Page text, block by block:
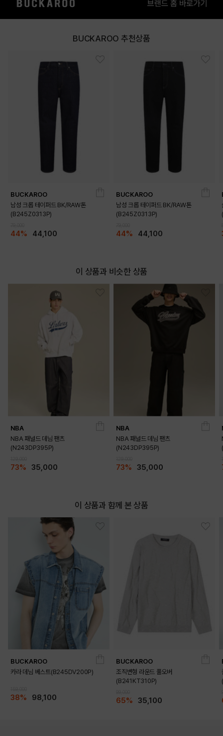
BUCKAROO 추천상품
BUCKAROO
남성 크롭 테이퍼드 BK/RAW톤
(B245Z0313P)
44% 44,100
BUCKAROO
남성 크롭 테이퍼드 BK/RAW톤
(B245Z0313P)
44% 44,100
이 상품과 비슷한 상품
NBA
NBA 패널드 데님 팬츠
(N243DP395P)
73% 35,000
NBA
NBA 패널드 데님 팬츠
(N243DP395P)
73% 35,000
이 상품과 함께 본 상품
BUCKAROO
카라 데님 베스트(B245DV200P)
38% 98,100
BUCKAROO
조직변형 라운드 풀오버
(B241KT310P)
65% 35,100